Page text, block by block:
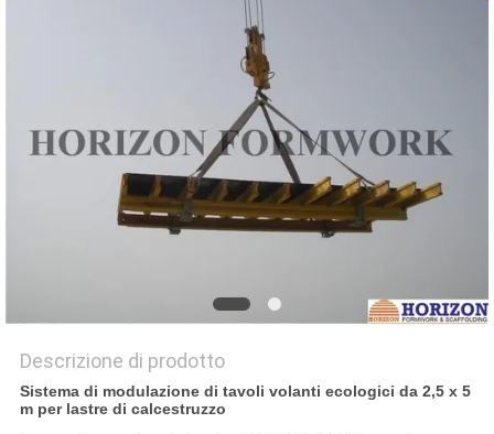
Descrizione di prodotto
Sistema di modulazione di tavoli volanti ecologici da 2,5 x 5
m per lastre di calcestruzzo